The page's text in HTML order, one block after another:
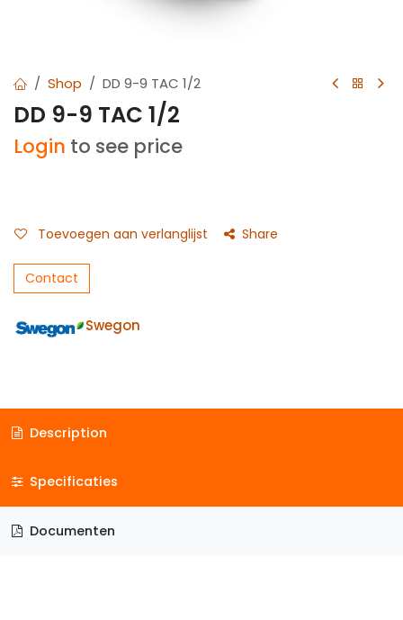
Shop DD 9-9 TAC 1/2
DD 9-9 TAC 1/2
Login to see price
Toevoegen aan verlanglijst Share
Contact
Swegon
Description
Specificaties
Documenten